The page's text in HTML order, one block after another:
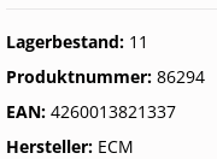
Lagerbestand: 11
Produktnummer: 86294
EAN: 4260013821337
Hersteller: ECM